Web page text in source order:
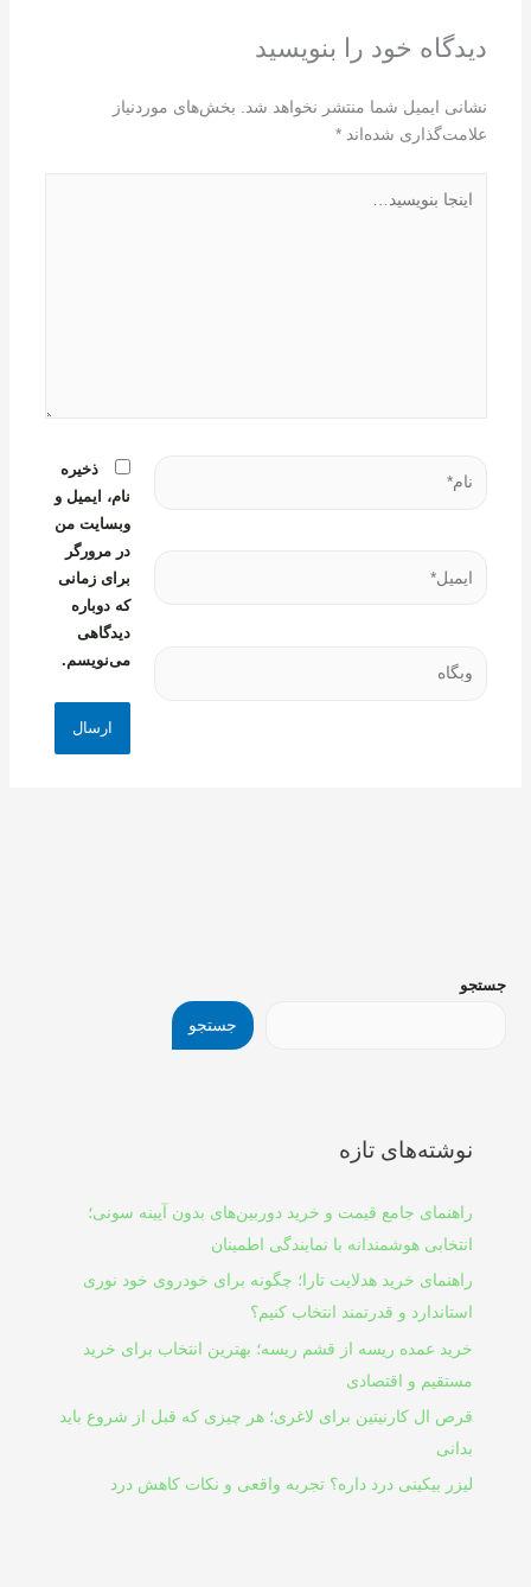
دیدگاه‌ خود را بنویسید
نشانی ایمیل شما منتشر نخواهد شد.
بخش‌های موردنیاز
علامت‌گذاری شده‌اند*
بنویسید…
ذخیره
نام، ایمیل و
وبسایت من
در مرورگر
برای زمانی
که دوباره
دیدگاهی
می‌نویسم.
جستجو
جستجو
نوشته‌های تازه
راهنمای جامع قیمت و خرید دوربین‌های بدون آیینه سونی؛
انتخابی هوشمندانه با نمایندگی اطمینان
راهنمای خرید هدلایت تارا؛ چگونه برای خودروی خود نوری
استاندارد و قدرتمند انتخاب کنیم؟
خرید عمده ریسه از قشم ریسه؛ بهترین انتخاب برای خرید
مستقیم و اقتصادی
قرص ال کارنیتین برای لاغری؛ هر چیزی که قبل از شروع باید
بدانی
لیزر بیکینی درد داره؟ تجربه واقعی و نکات کاهش درد